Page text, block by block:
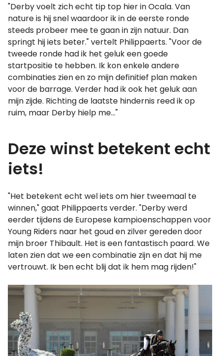
"Derby voelt zich echt tip top hier in Ocala. Van
nature is hij snel waardoor ik in de eerste ronde
steeds probeer mee te gaan in zijn natuur. Dan
springt hij iets beter." vertelt Philippaerts. "Voor de
tweede ronde had ik het geluk een goede
startpositie te hebben. Ik kon enkele andere
combinaties zien en zo mijn definitief plan maken
voor de barrage. Verder had ik ook het geluk aan
mijn zijde. Richting de laatste hindernis reed ik op
ruim, maar Derby hielp me..."
Deze winst betekent echt
iets!
"Het betekent echt wel iets om hier tweemaal te
winnen," gaat Philippaerts verder. "Derby werd
eerder tijdens de Europese kampioenschappen voor
Young Riders naar het goud en zilver gereden door
mijn broer Thibault. Het is een fantastisch paard. We
laten zien dat we een combinatie zijn en dat hij me
vertrouwt. Ik ben echt blij dat ik hem mag rijden!"